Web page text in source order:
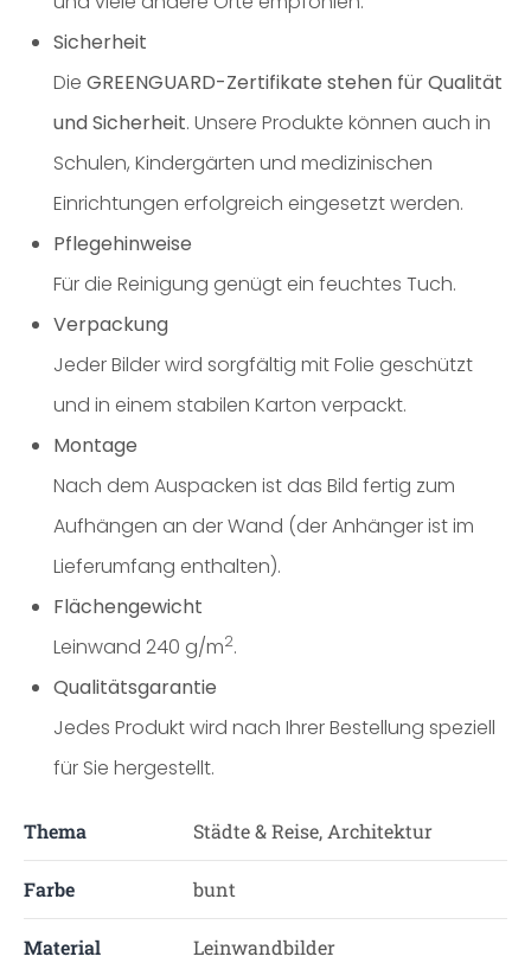
Sicherheit
Die GREENGUARD-Zertifikate stehen für Qualität
und Sicherheit. Unsere Produkte können auch in
Schulen, Kindergärten und medizinischen
Einrichtungen erfolgreich eingesetzt werden.
Pflegehinweise
Für die Reinigung genügt ein feuchtes Tuch.
Verpackung
Jeder Bilder wird sorgfältig mit Folie geschützt
und in einem stabilen Karton verpackt.
Montage
Nach dem Auspacken ist das Bild fertig zum
Aufhängen an der Wand (der Anhänger ist im
Lieferumfang enthalten).
Flächengewicht
Leinwand 240 g/m2.
Qualitätsgarantie
Jedes Produkt wird nach Ihrer Bestellung speziell
für Sie hergestellt.
Thema Städte & Reise, Architektur
Farbe bunt
Material Leinwandbilder